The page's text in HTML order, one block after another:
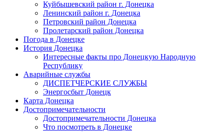
Куйбышевский район г. Донецка
Ленинский район г. Донецка
Петровский район Донецка
Пролетарский район Донецка
Погода в Донецке
История Донецка
Интересные факты про Донецкую Народную
Республику
Аварийные службы
ДИСПЕТЧЕРСКИЕ СЛУЖБЫ
Энергосбыт Донецк
Карта Донецка
Достопримечательности
Достопримечательности Донецка
Что посмотреть в Донецке